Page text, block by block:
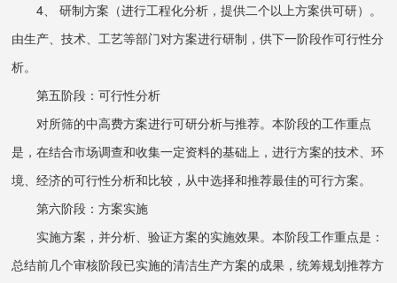
4、 研制方案（进行工程化分析，提供二个以上方案供可研）。
由生产、技术、工艺等部门对方案进行研制，供下一阶段作可行性分
析。
第五阶段：可行性分析
对所筛的中高费方案进行可研分析与推荐。本阶段的工作重点
是，在结合市场调查和收集一定资料的基础上，进行方案的技术、环
境、经济的可行性分析和比较，从中选择和推荐最佳的可行方案。
第六阶段：方案实施
实施方案，并分析、验证方案的实施效果。本阶段工作重点是：
总结前几个审核阶段已实施的清洁生产方案的成果，统筹规划推荐方